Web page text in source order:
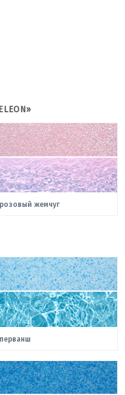
розовый жемчуг
перванш